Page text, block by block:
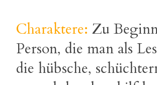
Charaktere: Zu
Person, die man als
die hübsche,